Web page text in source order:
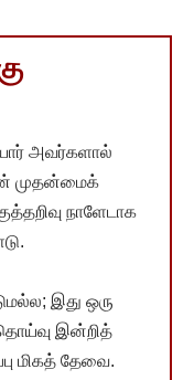
அவர்களால்
முதன்மைக்
நாளேடாக
இது ஒரு
இன்றித்
மிகத் தேவை.